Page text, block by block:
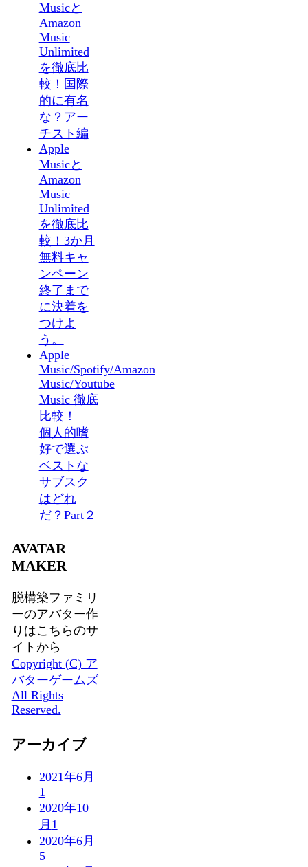
Musicと
Amazon
Music
Unlimited
を徹底比
較！国際
的に有名
な？アー
チスト編
Apple
Musicと
Amazon
Music
Unlimited
を徹底比
較！3か月
無料キャ
ンペーン
終了まで
に決着を
つけよ
う。
Apple
Music/Spotify/Amazon
Music/Youtube
Music 徹底
比較！
個人的嗜
好で選ぶ
ベストな
サブスク
はどれ
だ？Part２
AVATAR
MAKER
脱構築ファミリ
ーのアバター作
りはこちらのサ
イトから
Copyright (C) ア
バターゲームズ
All Rights
Reserved.
アーカイブ
2021年6月
1
2020年10
月 1
2020年6月
5